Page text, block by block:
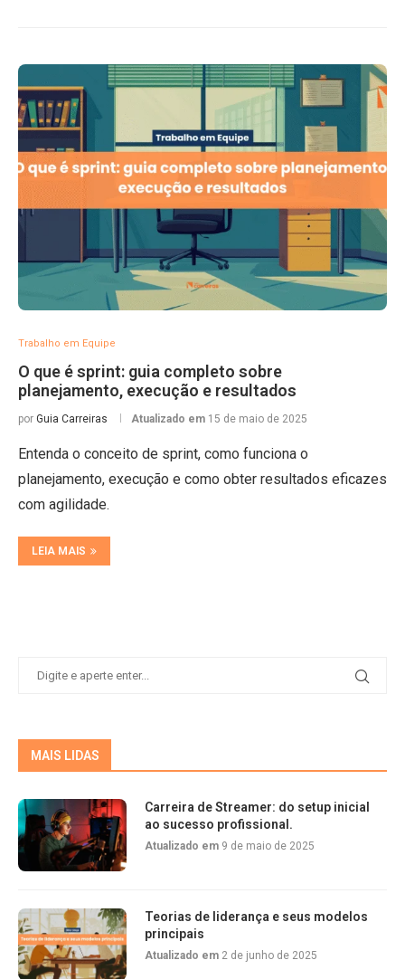
Trabalho em Equipe
O que é sprint: guia completo sobre
planejamento, execução e resultados
por Guia Carreiras Atualizado em 15 de maio de 2025
Entenda o conceito de sprint, como funciona o
planejamento, execução e como obter resultados eficazes
com agilidade.
LEIA MAIS
MAIS LIDAS
Carreira de Streamer: do setup inicial
ao sucesso profissional.
Atualizado em 9 de maio de 2025
Teorias de liderança e seus modelos
principais
Atualizado em 2 de junho de 2025